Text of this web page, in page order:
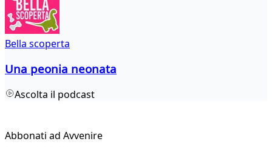
Bella scoperta
Una peonia neonata
Ascolta il podcast
Abbonati ad Avvenire